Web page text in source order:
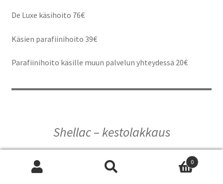
De Luxe käsihoito 76€
Käsien parafiinihoito 39€
Parafiinihoito käsille muun palvelun yhteydessä 20€
Shellac – kestolakkaus
0